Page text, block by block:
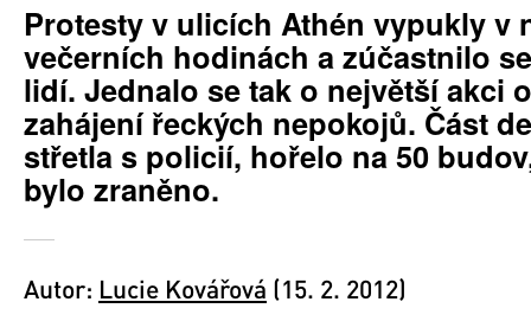
Protesty v ulicích Athén vypukly v
večerních hodinách a zúčastnilo
lidí. Jednalo se tak o největší akci
zahájení řeckých nepokojů. Část
střetla s policií, hořelo na 50
bylo zraněno.
Autor: Lucie Kovářová (15. 2. 2012)